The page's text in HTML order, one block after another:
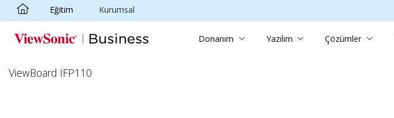
Skip to main content
Eğitim Kurumsal
Donanım Yazılım Çözümler
ViewBoard IFP110